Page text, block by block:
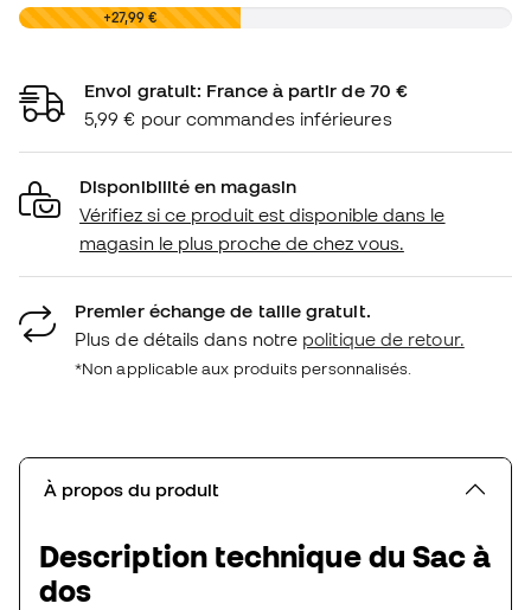
0,00 € +27,99 €
Envoi gratuit: France à partir de 70 €
5,99 € pour commandes inférieures
Disponibilité en magasin
Vérifiez si ce produit est disponible dans le
magasin le plus proche de chez vous.
Premier échange de taille gratuit.
Plus de détails dans notre politique de retour.
*Non applicable aux produits personnalisés.
À propos du produit
Description technique du Sac à
dos